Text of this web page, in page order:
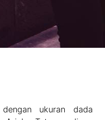
ukuran dada